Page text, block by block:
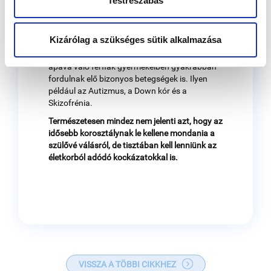
Kizárólag a szükséges sütik alkalmazása
következik be korai vetélés.
A gyengébb minőségű DNS tartalmú
hímivarsejtek miatt az idősebb életkorban
apává váló férfiak gyermekeiben gyakrabban
fordulnak elő bizonyos betegségek is. Ilyen
például az Autizmus, a Down kór és a
Skizofrénia.
Természetesen mindez nem jelenti azt, hogy az
idősebb korosztálynak le kellene mondania a
szülővé válásról, de tisztában kell lenniünk az
életkorból adódó kockázatokkal is.
VISSZA A TÖBBI CIKKHEZ